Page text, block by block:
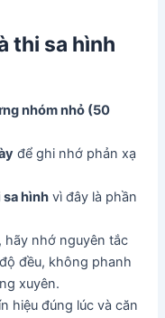
thi sa hình
nhóm nhỏ (50
để ghi nhớ phản xạ
sa hình vì đây là phần
, hãy nhớ nguyên tắc
đều, không phanh
xuyên.
hiệu đúng lúc và căn